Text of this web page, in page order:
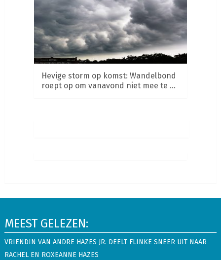
Hevige storm op komst: Wandelbond
roept op om vanavond niet mee te …
MEEST GELEZEN:
VRIENDIN VAN ANDRE HAZES JR. DEELT FLINKE SNEER UIT NAAR
RACHEL EN ROXEANNE HAZES